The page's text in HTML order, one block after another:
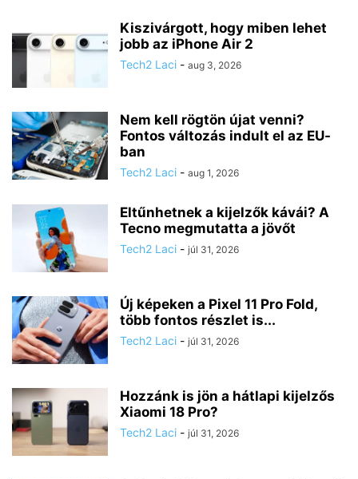
Kiszivárgott, hogy miben lehet
jobb az iPhone Air 2
Tech2 Laci - aug 3, 2026
Nem kell rögtön újat venni?
Fontos változás indult el az EU-
ban
Tech2 Laci - aug 1, 2026
Eltűnhetnek a kijelzők kávái? A
Tecno megmutatta a jövőt
Tech2 Laci - júl 31, 2026
Új képeken a Pixel 11 Pro Fold,
több fontos részlet is...
Tech2 Laci - júl 31, 2026
Hozzánk is jön a hátlapi kijelzős
Xiaomi 18 Pro?
Tech2 Laci - júl 31, 2026